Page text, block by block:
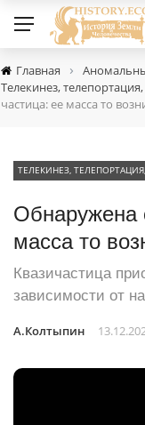
Главная ›
Телекинез,
частица: ее масса то
ТЕЛЕКИНЕЗ,
Обнаружена
масса то
Квазичастица
зависимости от
А.Колтыпин